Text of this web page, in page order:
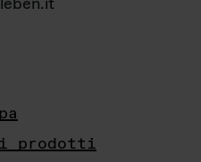
prodotti